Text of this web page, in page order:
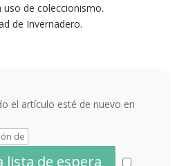
de coleccionismo.
de Invernadero.
el artículo esté de nuevo en